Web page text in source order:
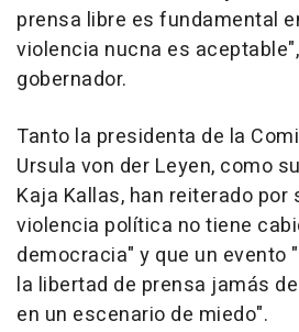
prensa libre es fundamental
violencia nucna es
gobernador.
Tanto la presidenta de la
Ursula von der Leyen, como
Kaja Kallas, han reiterado por
violencia política no tiene
democracia" y que un evento
la libertad de prensa jamás
en un escenario de miedo".